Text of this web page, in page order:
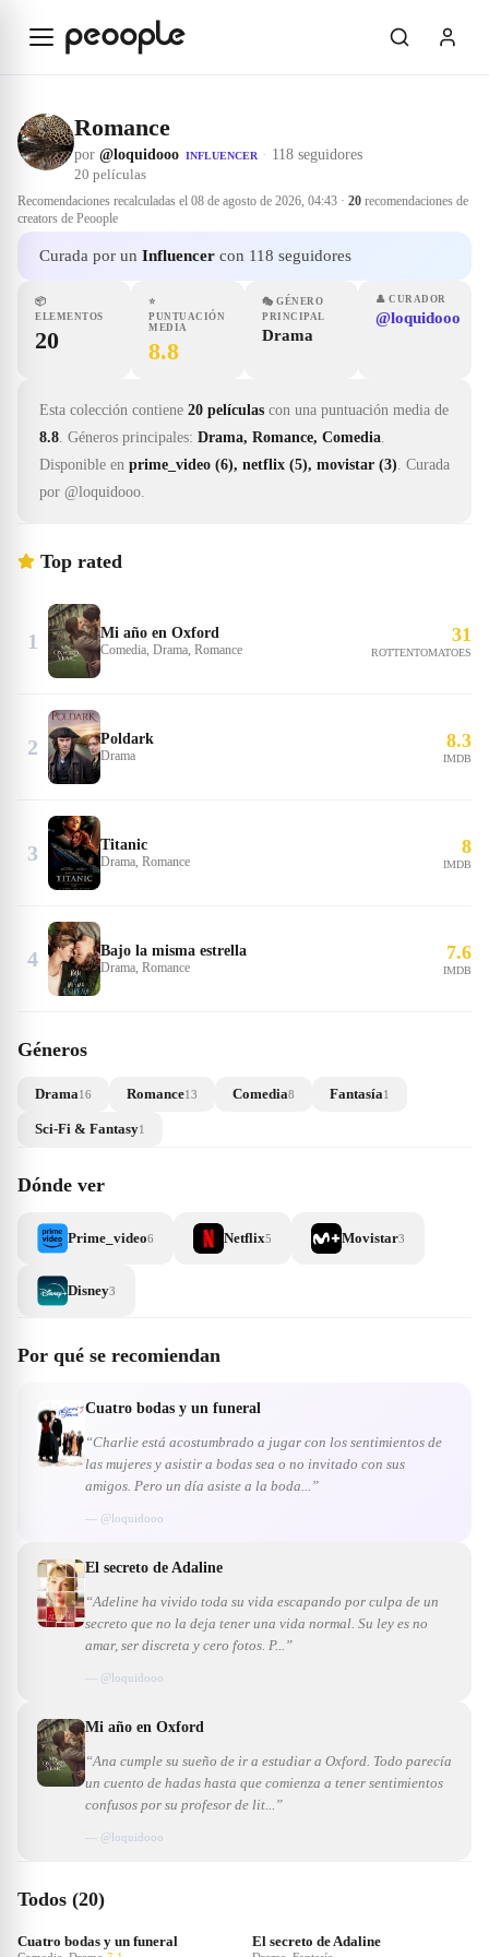
Romance
por @loquidooo INFLUENCER · 118 seguidores
20 películas
Recomendaciones recalculadas el 08 de agosto de 2026, 04:43 · 20 recomendaciones de
creators de Peoople
Curada por un Influencer con 118 seguidores
📦
ELEMENTOS
20
⭐
PUNTUACIÓN
MEDIA
8.8
🎭 GÉNERO
PRINCIPAL
Drama
👤 CURADOR
@loquidooo
Esta colección contiene 20 películas con una puntuación media de
8.8. Géneros principales: Drama, Romance, Comedia.
Disponible en prime_video (6), netflix (5), movistar (3). Curada
por @loquidooo.
Top rated
1 Mi año en Oxford
Comedia, Drama, Romance
31
ROTTENTOMATOES
2 Poldark
Drama
8.3
IMDB
3 Titanic
Drama, Romance
8
IMDB
4 Bajo la misma estrella
Drama, Romance
7.6
IMDB
Géneros
Drama16 Romance13 Comedia8 Fantasía1
Sci-Fi & Fantasy1
Dónde ver
Prime_video6 Netflix5 Movistar3
Disney3
Por qué se recomiendan
Cuatro bodas y un funeral
“Charlie está acostumbrado a jugar con los sentimientos de
las mujeres y asistir a bodas sea o no invitado con sus
amigos. Pero un día asiste a la boda...”
— @loquidooo
El secreto de Adaline
“Adeline ha vivido toda su vida escapando por culpa de un
secreto que no la deja tener una vida normal. Su ley es no
amar, ser discreta y cero fotos. P...”
— @loquidooo
Mi año en Oxford
“Ana cumple su sueño de ir a estudiar a Oxford. Todo parecía
un cuento de hadas hasta que comienza a tener sentimientos
confusos por su profesor de lit...”
— @loquidooo
Todos (20)
Cuatro bodas y un funeral El secreto de Adaline